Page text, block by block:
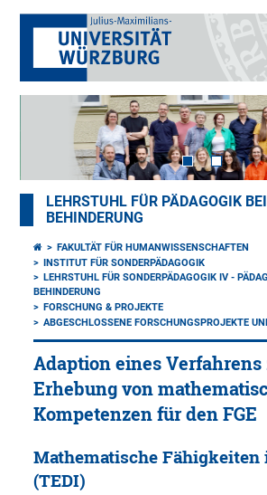
LEHRSTUHL FÜR PÄDAGOGIK
BEHINDERUNG
FAKULTÄT FÜR HUMANWISSENSCHAFTEN
INSTITUT FÜR SONDERPÄDAGOGIK
LEHRSTUHL FÜR SONDERPÄDAGOGIK IV -
BEHINDERUNG
FORSCHUNG & PROJEKTE
ABGESCHLOSSENE FORSCHUNGSPROJEKTE
Adaption eines Verfahrens
Erhebung von
Kompetenzen für den FGE
Mathematische Fähigkeiten
(TEDI)